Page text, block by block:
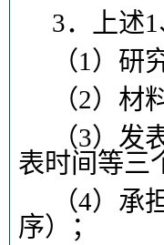
3．上述
（1）研
（2）
（3）
表时间等三
（4）
序）；